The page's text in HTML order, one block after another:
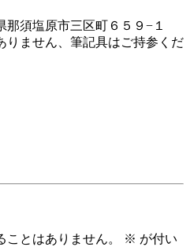
須塩原市三区町６５９−１
ません、筆記具はご持参くだ
とはありません。 ※ が付い